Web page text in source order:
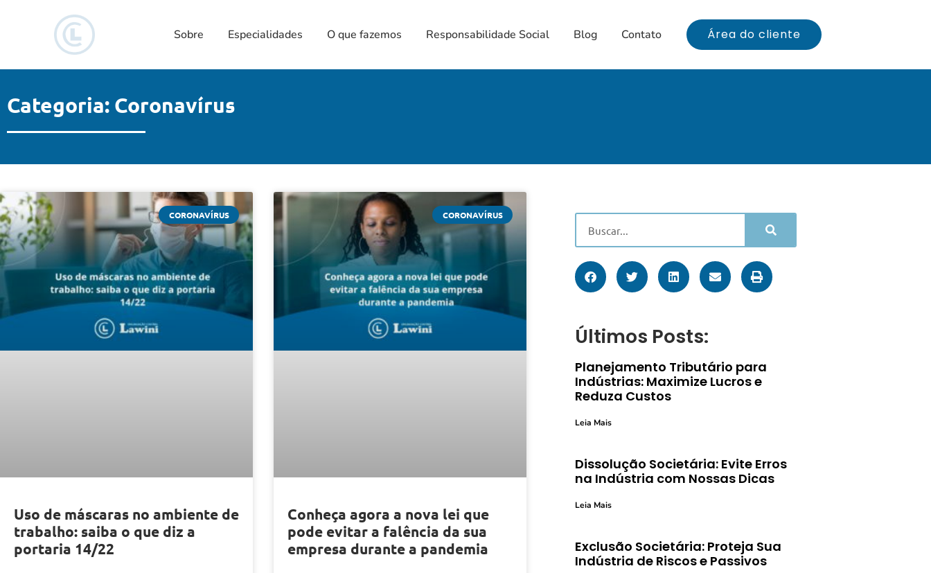
Sobre Especialidades O que fazemos Responsabilidade Social Blog Contato Área do cliente
Categoria: Coronavírus
CORONAVÍRUS
Uso de máscaras no ambiente de
trabalho: saiba o que diz a
portaria 14/22
CORONAVÍRUS
Conheça agora a nova lei que
pode evitar a falência da sua
empresa durante a pandemia
Últimos Posts:
Planejamento Tributário para
Indústrias: Maximize Lucros e
Reduza Custos
Leia Mais
Dissolução Societária: Evite Erros
na Indústria com Nossas Dicas
Leia Mais
Exclusão Societária: Proteja Sua
Indústria de Riscos e Passivos